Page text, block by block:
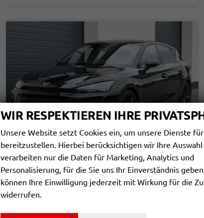
CUPRA LEON
2,0 TDI DSG 110KW 5 JAHRE MJ27
unverbindliche Lieferzeit:3 Monate Neuwagen
Kraftstoff Diesel
WIR RESPEKTIEREN IHRE
Unsere Website setzt Cookies ein, um unsere Dienste für
bereitzustellen. Hierbei berücksichtigen wir Ihre Auswahl
verarbeiten nur die Daten für Marketing, Analytics und
Personalisierung, für die Sie uns Ihr Einverständnis
können Ihre Einwilligung jederzeit mit Wirkung für die
widerrufen.